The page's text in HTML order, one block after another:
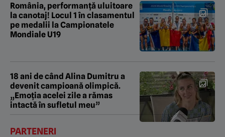
România, performanță uluitoare
la canotaj! Locul 1 în clasamentul
pe medalii la Campionatele
Mondiale U19
18 ani de când Alina Dumitru a
devenit campioană olimpică.
„Emoția acelei zile a rămas
intactă în sufletul meu”
PARTENERI